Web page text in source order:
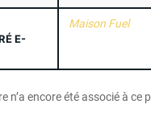
E-
Maison Fuel
n’a encore été associé à ce